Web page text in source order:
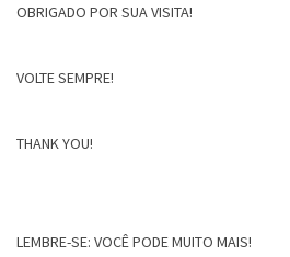
OBRIGADO POR SUA VISITA!
VOLTE SEMPRE!
THANK YOU!
LEMBRE-SE: VOCÊ PODE MUITO MAIS!